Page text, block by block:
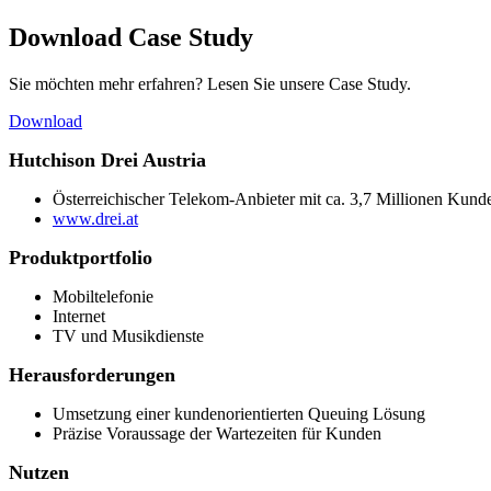
Download Case Study
Sie möchten mehr erfahren? Lesen Sie unsere Case Study.
Download
Hutchison Drei Austria
Österreichischer Telekom-Anbieter mit ca. 3,7 Millionen
www.drei.at
Produktportfolio
Mobiltelefonie
Internet
TV und Musikdienste
Herausforderungen
Umsetzung einer kundenorientierten Queuing Lösung
Präzise Voraussage der Wartezeiten für Kunden
Nutzen